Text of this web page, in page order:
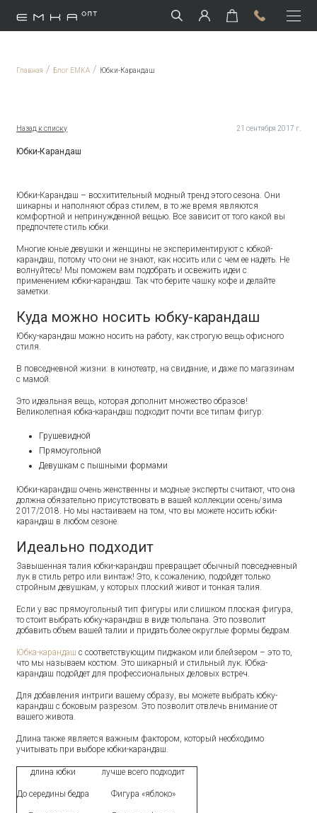
Главная / Блог EMKA / Юбки-Карандаш
Назад к списку 21 сентября 2017 г.
Юбки-Карандаш
Юбки-Карандаш – восхитительный модный тренд этого сезона. Они
шикарны и наполняют образ стилем, в то же время являются
комфортной и непринужденной вещью. Все зависит от того какой вы
предпочтете стиль юбки.
Многие юные девушки и женщины не экспериментируют с юбкой-
карандаш, потому что они не знают, как носить или с чем ее надеть. Не
волнуйтесь! Мы поможем вам подобрать и освежить идеи с
применением юбки-карандаш. Так что берите чашку кофе и делайте
заметки.
Куда можно носить юбку-карандаш
Юбку-карандаш можно носить на работу, как строгую вещь офисного
стиля.
В повседневной жизни: в кинотеатр, на свидание, и даже по магазинам
с мамой.
Это идеальная вещь, которая дополнит множество образов!
Великолепная юбка-карандаш подходит почти все типам фигур:
Грушевидной
Прямоугольной
Девушкам с пышными формами
Юбки-карандаш очень женственны и модные эксперты считают, что она
должна обязательно присутствовать в вашей коллекции осень/зима
2017/2018. Но мы настаиваем на том, что вы можете носить юбки-
карандаш в любом сезоне.
Идеально подходит
Завышенная талия юбки-карандаш превращает обычный повседневный
лук в стиль ретро или винтаж! Это, к сожалению, подойдет только
стройным девушкам, у которых плоский живот и тонкая талия.
Если у вас прямоугольный тип фигуры или слишком плоская фигура,
то стоит выбрать юбку-карандаш в виде тюльпана. Это позволит
добавить объем вашей талии и придать более округлые формы бедрам.
Юбка-карандаш с соответствующим пиджаком или блейзером – это то,
что мы называем костюм. Это шикарный и стильный лук. Юбка-
карандаш подойдет для профессиональных деловых встреч.
Для добавления интриги вашему образу, вы можете выбрать юбку-
карандаш с боковым разрезом. Это позволит отвлечь внимание от
вашего живота.
Длина также является важным фактором, который необходимо
учитывать при выборе юбки-карандаш.
длина юбки лучше всего подходит
До середины бедра Фигура «яблоко»